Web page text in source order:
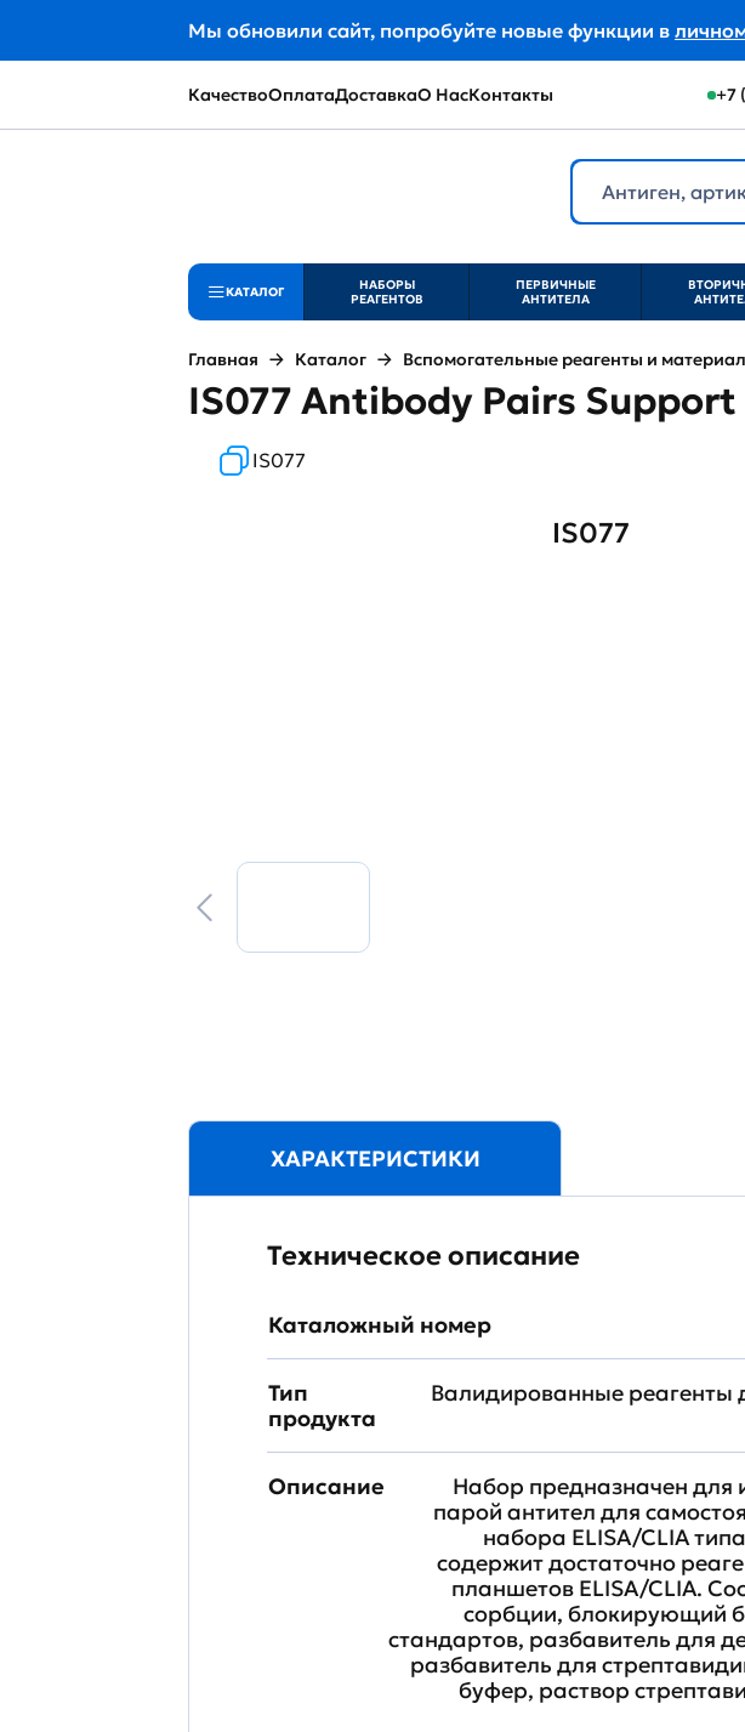
Мы обновили сайт, попробуйте новые функции в
КачествоОплатаДоставкаО НасКонтакты +7
КАТАЛОГ
НАБОРЫ
РЕАГЕНТОВ
ПЕРВИЧНЫЕ
АНТИТЕЛА
Главная Каталог Вспомогательные реагенты и
IS077 Antibody Pairs Support
IS077
IS077
ХАРАКТЕРИСТИКИ
Техническое описание
Каталожный номер
Тип
продукта
Валидированные реагенты
Описание
Набор предназначен для
парой антител для
набора ELISA/CLIA
содержит достаточно
планшетов ELISA/CLIA.
сорбции, блокирующий
стандартов, разбавитель для
разбавитель для
буфер, раствор